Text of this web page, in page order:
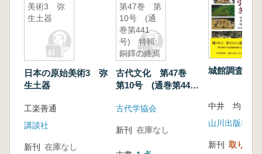
美術3 弥
生土器
日本の原始美術3 弥
生土器
工楽善通
講談社
新刊 在庫なし
第47巻 第
10号 (通
巻第441
号) 特輯:
銅鐸の終焉
古代文化 第47巻
第10号 (通巻第441
焉をめぐって
古代学協会
新刊 在庫なし
城館調査の
中井 均 著
山川出版社
新刊 取り寄せ